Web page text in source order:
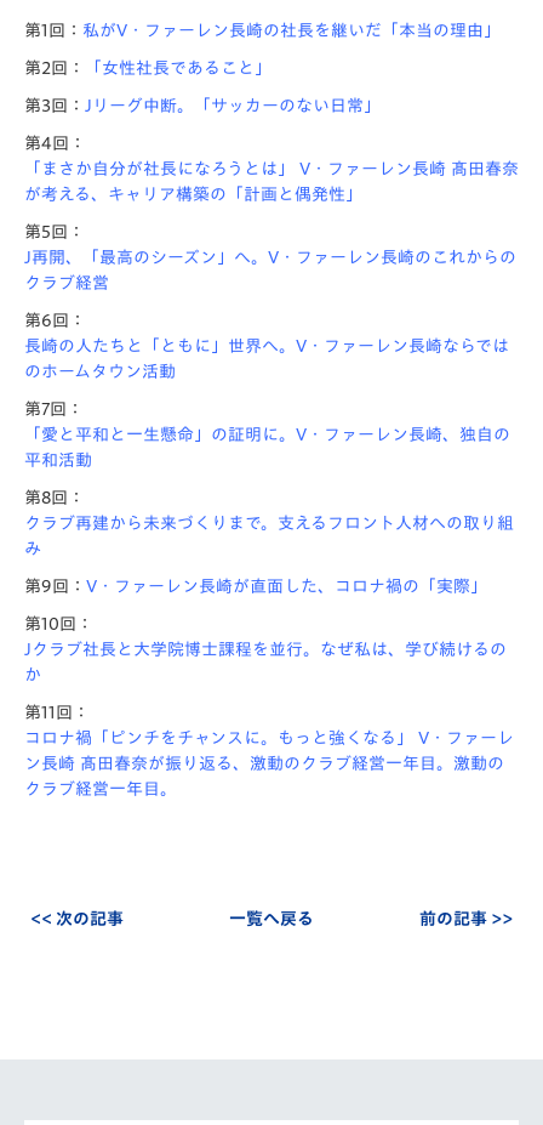
第1回： 私がV・ファーレン長崎の社長を継いだ「本当の理由」
第2回： 「女性社長であること」
第3回： Jリーグ中断。「サッカーのない日常」
第4回：
「まさか自分が社長になろうとは」 V・ファーレン長崎 髙田春奈
が考える、キャリア構築の「計画と偶発性」
第5回：
J再開、「最高のシーズン」へ。V・ファーレン長崎のこれからの
クラブ経営
第6回：
長崎の人たちと「ともに」世界へ。V・ファーレン長崎ならでは
のホームタウン活動
第7回：
「愛と平和と一生懸命」の証明に。V・ファーレン長崎、独自の
平和活動
第8回：
クラブ再建から未来づくりまで。支えるフロント人材への取り組
み
第9回： V・ファーレン長崎が直面した、コロナ禍の「実際」
第10回：
Jクラブ社長と大学院博士課程を並行。なぜ私は、学び続けるの
か
第11回：
コロナ禍「ピンチをチャンスに。もっと強くなる」 V・ファーレ
ン長崎 髙田春奈が振り返る、激動のクラブ経営一年目。激動の
クラブ経営一年目。
<< 次の記事 一覧へ戻る 前の記事 >>